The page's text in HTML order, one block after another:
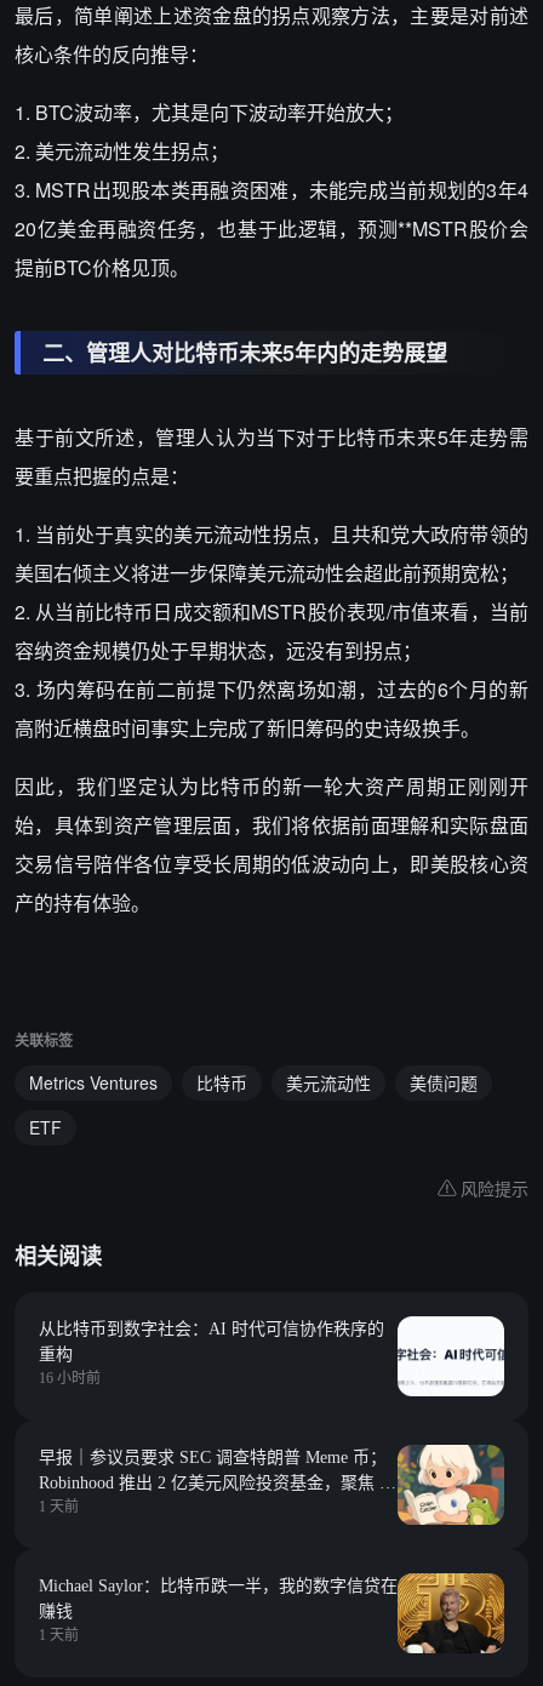
最后，简单阐述上述资金盘的拐点观察方法，主要是对前述
核心条件的反向推导：
1. BTC波动率，尤其是向下波动率开始放大；
2. 美元流动性发生拐点；
3. MSTR出现股本类再融资困难，未能完成当前规划的3年4
20亿美金再融资任务，也基于此逻辑，预测**MSTR股价会
提前BTC价格见顶。
二、管理人对比特币未来5年内的走势展望
基于前文所述，管理人认为当下对于比特币未来5年走势需
要重点把握的点是：
1. 当前处于真实的美元流动性拐点，且共和党大政府带领的
美国右倾主义将进一步保障美元流动性会超此前预期宽松；
2. 从当前比特币日成交额和MSTR股价表现/市值来看，当前
容纳资金规模仍处于早期状态，远没有到拐点；
3. 场内筹码在前二前提下仍然离场如潮，过去的6个月的新
高附近横盘时间事实上完成了新旧筹码的史诗级换手。
因此，我们坚定认为比特币的新一轮大资产周期正刚刚开
始，具体到资产管理层面，我们将依据前面理解和实际盘面
交易信号陪伴各位享受长周期的低波动向上，即美股核心资
产的持有体验。
关联标签
Metrics Ventures 比特币 美元流动性
美债问题
ETF
风险提示
相关阅读
从比特币到数字社会：AI 时代可信协作秩序的
重构
16 小时前
早报｜参议员要求 SEC 调查特朗普 Meme 币；
Robinhood 推出 2 亿美元风险投资基金，聚焦 Y
Combinator 种子期项目
1 天前
Michael Saylor：比特币跌一半，我的数字信贷在
赚钱
1 天前